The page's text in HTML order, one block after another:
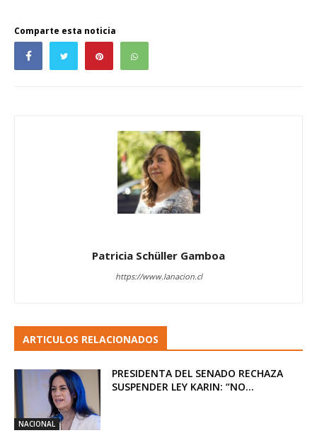
Comparte esta noticia
Patricia Schüller Gamboa
https://www.lanacion.cl
ARTICULOS RELACIONADOS
NACIONAL
PRESIDENTA DEL SENADO RECHAZA
SUSPENDER LEY KARIN: “NO...